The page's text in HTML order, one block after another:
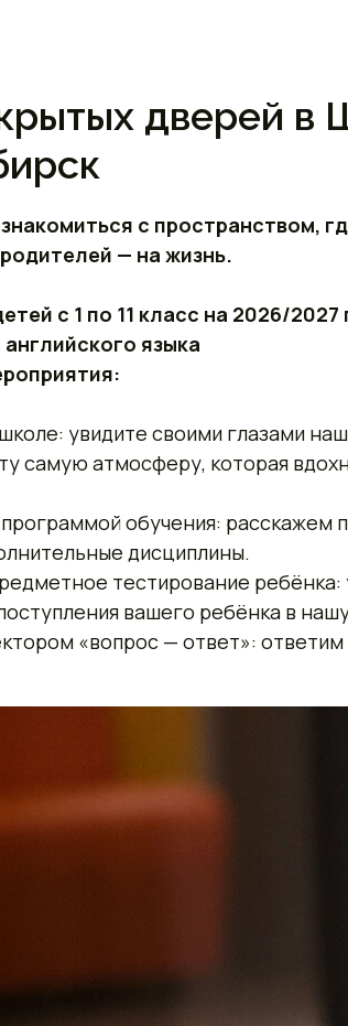
дверей в
с пространством,
— на жизнь.
с 1 по 11 класс на 2026/
языка
увидите своими глазами
самую атмосферу, которая
обучения: расскажем
дисциплины.
тестирование
вашего ребёнка в
«вопрос — ответ»: